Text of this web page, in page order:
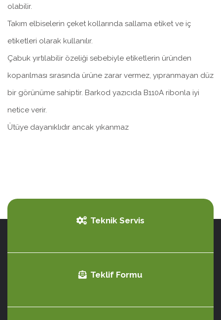
olabilir.
Takım elbiselerin çeket kollarında sallama etiket ve iç
etiketleri olarak kullanılır.
Çabuk yırtılabilir özeliği sebebiyle etiketlerin üründen
koparılması sırasında ürüne zarar vermez, yıpranmayan düz
bir görünüme sahiptir. Barkod yazıcıda B110A ribonla iyi
netice verir.
Ütüye dayanıklıdır ancak yıkanmaz
Teknik Servis
Teklif Formu